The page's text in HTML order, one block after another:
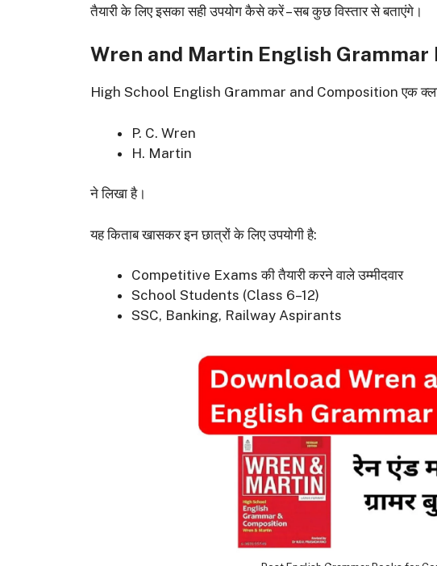
तैयारी के लिए इसका सही उपयोग कैसे करें – सब कुछ विस्तार से बताएंगे।
Wren and Martin English Grammar
High School English Grammar and Composition एक
P. C. Wren
H. Martin
ने लिखा है।
यह किताब खासकर इन छात्रों के लिए उपयोगी है:
Competitive Exams की तैयारी करने वाले उम्मीदवार
School Students (Class 6–12)
SSC, Banking, Railway Aspirants